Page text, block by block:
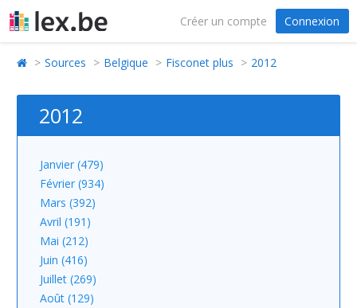
Créer un compte Connexion
Sources Belgique Fisconet plus 2012
2012
Janvier (479)
Février (934)
Mars (392)
Avril (191)
Mai (212)
Juin (416)
Juillet (269)
Août (129)